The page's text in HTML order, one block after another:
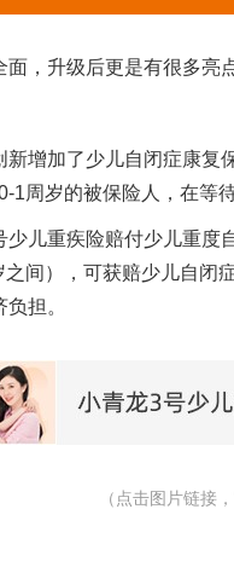
，升级后更是有很多亮
增加了少儿自闭症康复
1周岁的被保险人，在等
少儿重疾险赔付少儿重度
之间），可获赔少儿自闭
担。
（点击图片链接